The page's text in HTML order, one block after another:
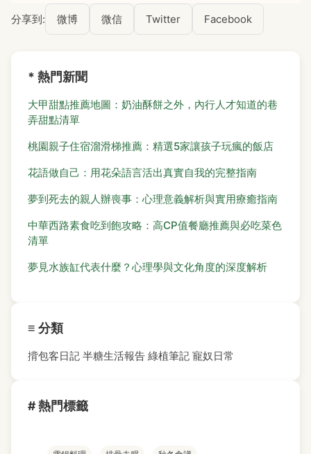
分享到: 微博 微信 Twitter Facebook
* 熱門新聞
大甲甜點推薦地圖：奶油酥餅之外，內行人才知道的巷
弄甜點清單
桃園親子住宿溜滑梯推薦：精選5家讓孩子玩瘋的飯店
花語做自己：用花朵語言活出真實自我的完整指南
夢到死去的親人辦喪事：心理意義解析與實用療癒指南
中華西路素食吃到飽攻略：高CP值餐廳推薦與必吃菜色
清單
夢見水族缸代表什麼？心理學與文化角度的深度解析
≡ 分類
揹包客日記 半糖生活報告 綠植筆記 寵奴日常
# 熱門標籤